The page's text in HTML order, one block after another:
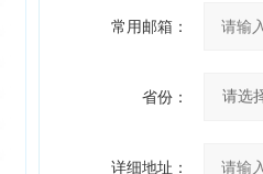
常用邮箱：
省份：
详细地址：